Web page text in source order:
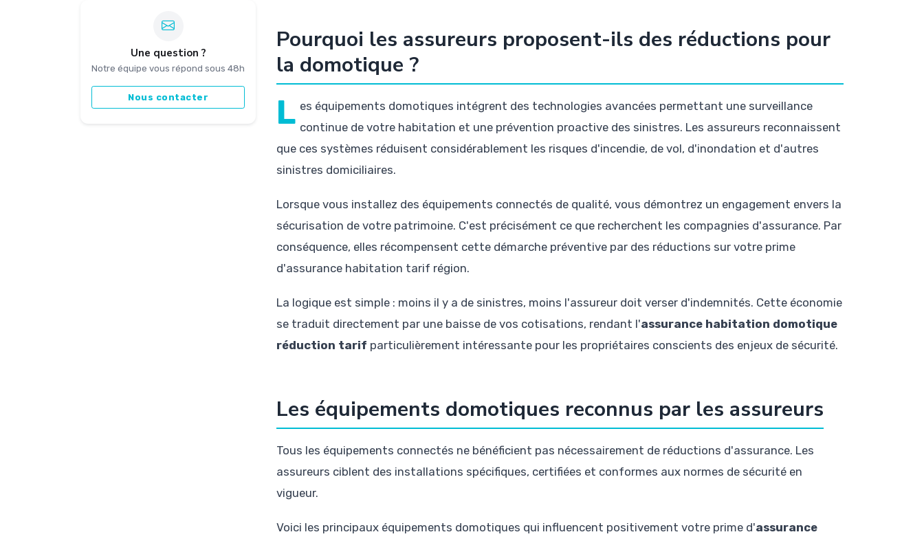
Une question ?
Notre équipe vous répond sous 48h
Nous contacter
Pourquoi les assureurs proposent-ils des réductions pour
la domotique ?
L es équipements domotiques intégrent des technologies avancées permettant une surveillance
continue de votre habitation et une prévention proactive des sinistres. Les assureurs reconnaissent
que ces systèmes réduisent considérablement les risques d'incendie, de vol, d'inondation et d'autres
sinistres domiciliaires.
Lorsque vous installez des équipements connectés de qualité, vous démontrez un engagement envers la
sécurisation de votre patrimoine. C'est précisément ce que recherchent les compagnies d'assurance. Par
conséquence, elles récompensent cette démarche préventive par des réductions sur votre prime
d'assurance habitation tarif région.
La logique est simple : moins il y a de sinistres, moins l'assureur doit verser d'indemnités. Cette économie
se traduit directement par une baisse de vos cotisations, rendant l'assurance habitation domotique
réduction tarif particulièrement intéressante pour les propriétaires conscients des enjeux de sécurité.
Les équipements domotiques reconnus par les assureurs
Tous les équipements connectés ne bénéficient pas nécessairement de réductions d'assurance. Les
assureurs ciblent des installations spécifiques, certifiées et conformes aux normes de sécurité en
vigueur.
Voici les principaux équipements domotiques qui influencent positivement votre prime d'assurance